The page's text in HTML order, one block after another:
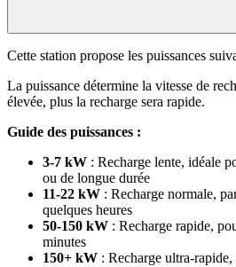
Cette station propose les puissances
La puissance détermine la vitesse de
élevée, plus la recharge sera rapide.
Guide des puissances :
3-7 kW : Recharge lente, idéale
ou de longue durée
11-22 kW : Recharge normale,
quelques heures
50-150 kW : Recharge rapide,
minutes
150+ kW : Recharge ultra-